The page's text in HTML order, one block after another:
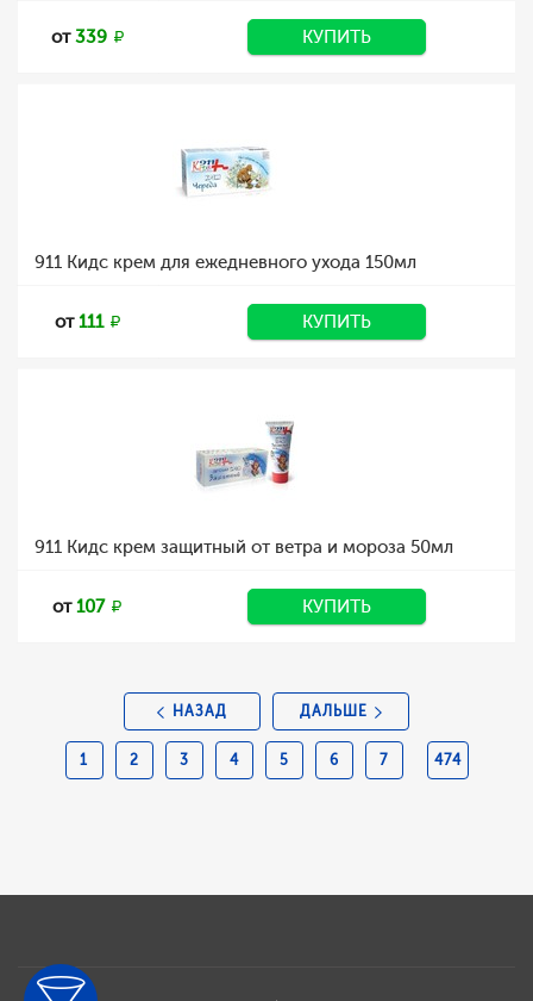
от339 КУПИТЬ
911 Кидс крем для ежедневного ухода 150мл
от111 КУПИТЬ
911 Кидс крем защитный от ветра и мороза 50мл
от107 КУПИТЬ
НАЗАД
1 2 3 4 5 6 7 474
ДАЛЬШЕ